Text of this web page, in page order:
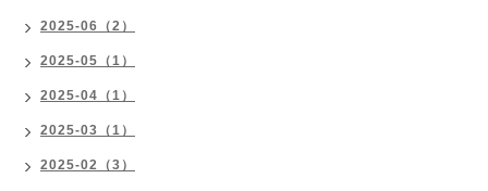
2025-06（2）
2025-05（1）
2025-04（1）
2025-03（1）
2025-02（3）